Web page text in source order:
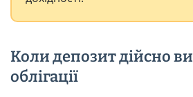
Коли депозит дійсно
облігації